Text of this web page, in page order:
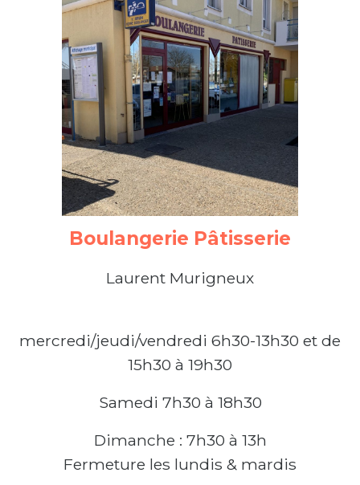
Boulangerie Pâtisserie
Laurent Murigneux
mercredi/jeudi/vendredi 6h30-13h30 et de
15h30 à 19h30
Samedi 7h30 à 18h30
Dimanche : 7h30 à 13h
Fermeture les lundis & mardis